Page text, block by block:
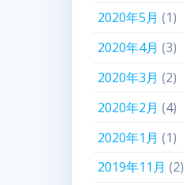
2020年5月 (1)
2020年4月 (3)
2020年3月 (2)
2020年2月 (4)
2020年1月 (1)
2019年11月 (2)